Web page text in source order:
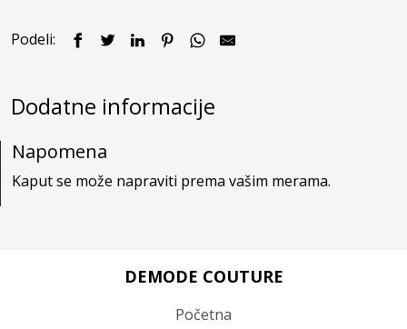
Podeli:
Dodatne informacije
Napomena
Kaput se može napraviti prema vašim merama.
DEMODE COUTURE
Početna